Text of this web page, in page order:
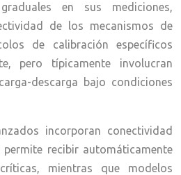
en sus mediciones,
de los mecanismos de
de calibración específicos
pero típicamente involucran
descarga bajo condiciones
incorporan conectividad
permite recibir automáticamente
mientras que modelos